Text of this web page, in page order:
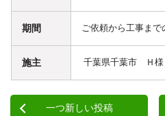
期間 ご依頼から工事ま
施主 千葉県千葉市 Ｈ様
一つ新しい投稿